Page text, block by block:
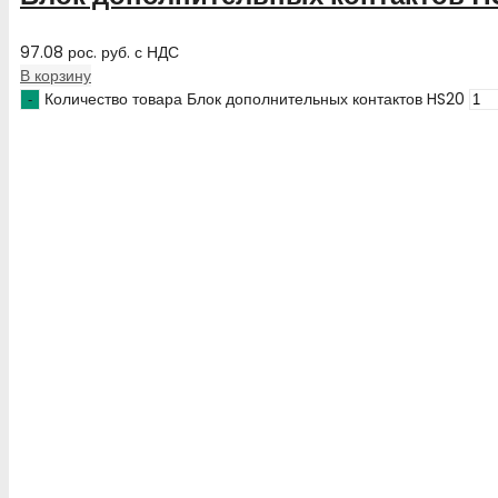
97.08 рос. руб. с НДС
В корзину
Количество товара Блок дополнительных контактов HS20